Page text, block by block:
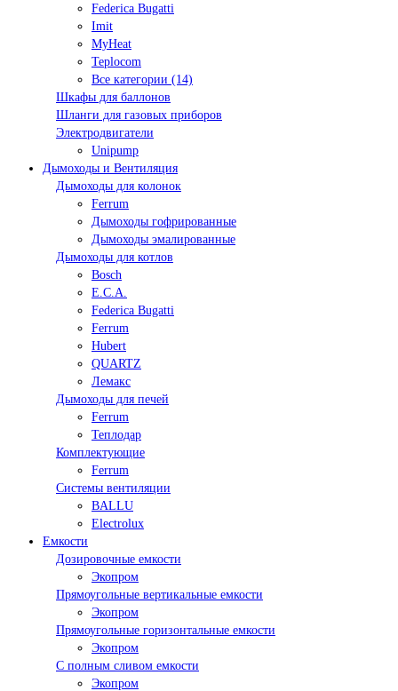
Federica Bugatti
Imit
MyHeat
Teplocom
Все категории (14)
Шкафы для баллонов
Шланги для газовых приборов
Электродвигатели
Unipump
Дымоходы и Вентиляция
Дымоходы для колонок
Ferrum
Дымоходы гофрированные
Дымоходы эмалированные
Дымоходы для котлов
Bosch
E.C.A.
Federica Bugatti
Ferrum
Hubert
QUARTZ
Лемакс
Дымоходы для печей
Ferrum
Теплодар
Комплектующие
Ferrum
Системы вентиляции
BALLU
Electrolux
Емкости
Дозировочные емкости
Экопром
Прямоугольные вертикальные емкости
Экопром
Прямоугольные горизонтальные емкости
Экопром
С полным сливом емкости
Экопром